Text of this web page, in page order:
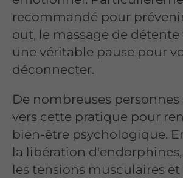
recommandé pour
out, le massage de détente
une véritable pause pour
déconnecter.
De nombreuses
vers cette pratique pour
bien-être psychologique.
la libération
les tensions musculaires et